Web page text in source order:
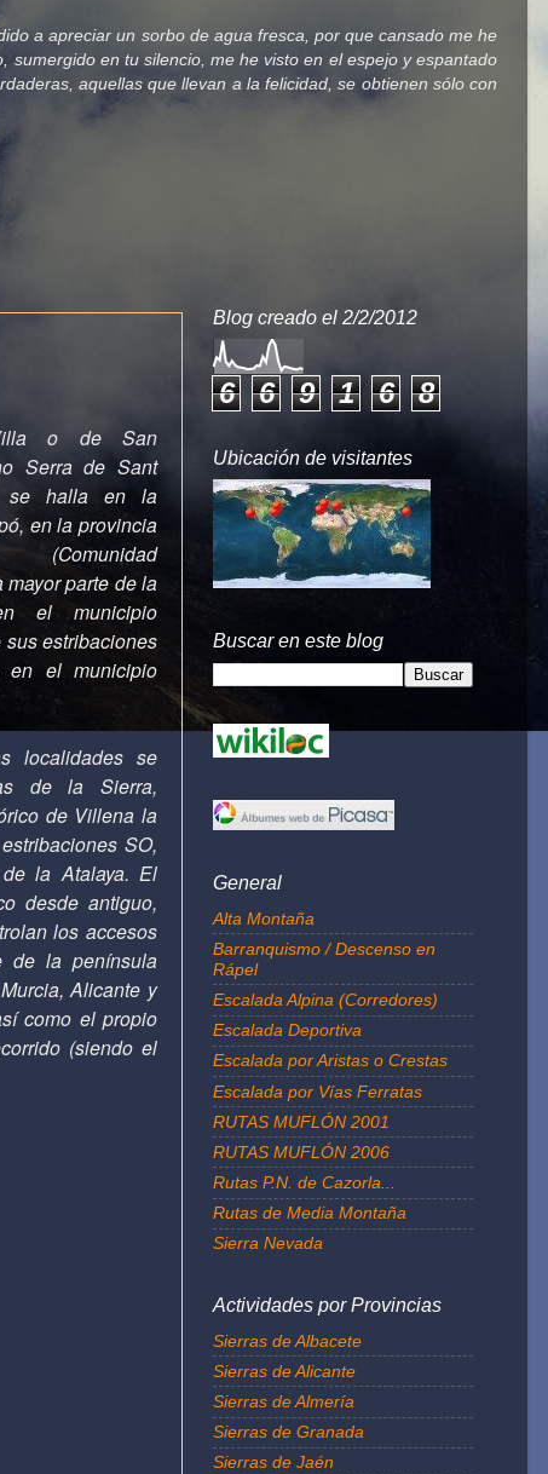
a apreciar un sorbo de agua fresca, por que cansado me he
en tu silencio, me he visto en el espejo y espantado
aquellas que llevan a la felicidad, se obtienen sólo con
o de San
Serra de Sant
se halla en la
en la provincia
parte de la
el municipio
estribaciones
en el municipio
localidades se
de la Sierra,
de Villena la
SO,
la Atalaya. El
desde antiguo,
los accesos
la península
Alicante y
como el propio
(siendo el
Blog creado el 2/2/2012
6 6 9 1 6 8
Ubicación de visitantes
Buscar en este blog
General
Alta Montaña
Barranquismo / Descenso en
Rápel
Escalada Alpina (Corredores)
Escalada Deportiva
Escalada por Aristas o Crestas
Escalada por Vías Ferratas
RUTAS MUFLÓN 2001
RUTAS MUFLÓN 2006
Rutas P.N. de Cazorla...
Rutas de Media Montaña
Sierra Nevada
Actividades por Provincias
Sierras de Albacete
Sierras de Alicante
Sierras de Almería
Sierras de Granada
Sierras de Jaén